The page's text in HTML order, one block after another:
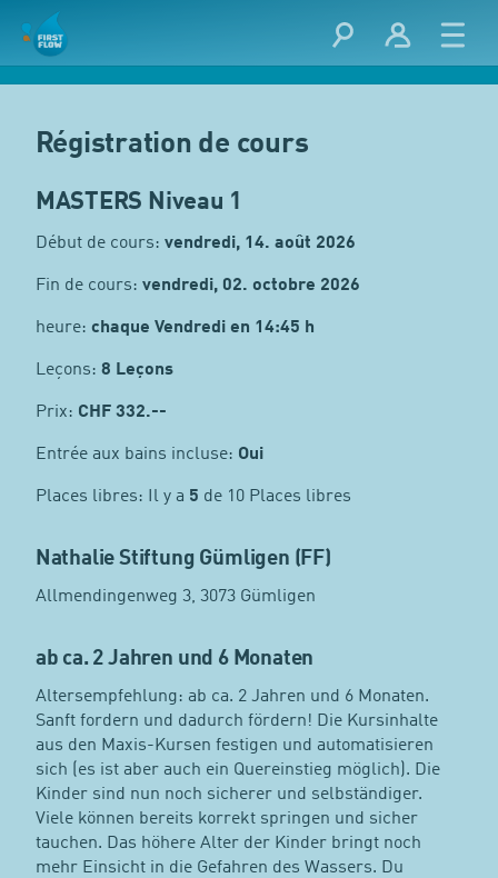
Régistration de cours
MASTERS Niveau 1
Début de cours: vendredi, 14. août 2026
Fin de cours: vendredi, 02. octobre 2026
heure: chaque Vendredi en 14:45 h
Leçons: 8 Leçons
Prix: CHF 332.--
Entrée aux bains incluse: Oui
Places libres: Il y a 5 de 10 Places libres
Nathalie Stiftung Gümligen (FF)
Allmendingenweg 3, 3073 Gümligen
ab ca. 2 Jahren und 6 Monaten
Altersempfehlung: ab ca. 2 Jahren und 6 Monaten.
Sanft fordern und dadurch fördern! Die Kursinhalte
aus den Maxis-Kursen festigen und automatisieren
sich (es ist aber auch ein Quereinstieg möglich). Die
Kinder sind nun noch sicherer und selbständiger.
Viele können bereits korrekt springen und sicher
tauchen. Das höhere Alter der Kinder bringt noch
mehr Einsicht in die Gefahren des Wassers. Du